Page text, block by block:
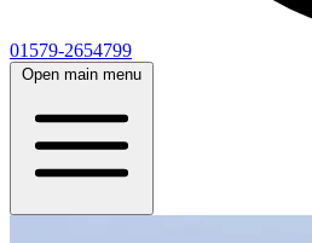
01579-2654799
Open main menu